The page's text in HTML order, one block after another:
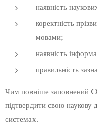
наявність
коректність
мовами;
наявність
правильність
Чим повніше заповнений
підтвердити свою наукову
системах.